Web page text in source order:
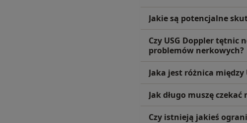
Jakie są potencjalne
Czy USG Doppler
problemów nerkowych?
Jaka jest różnica między
Jak długo muszę
Czy istnieją jakieś